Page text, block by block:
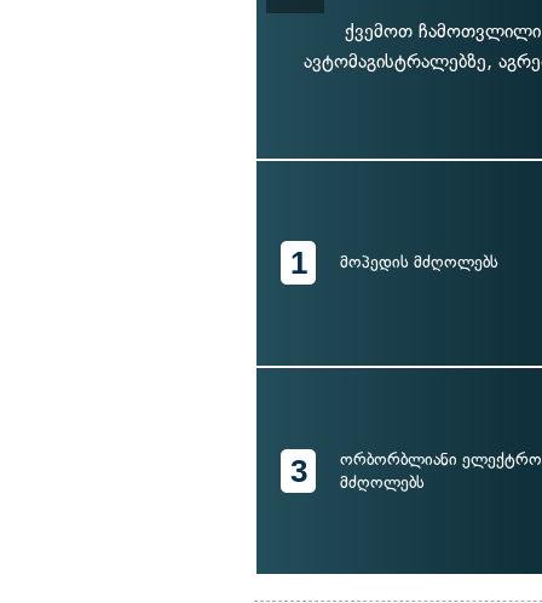
ქვემოთ
ავტომაგისტრალებზე,
1 მოპედის მძღოლებს
3
ორბორბლიანი
მძღოლებს